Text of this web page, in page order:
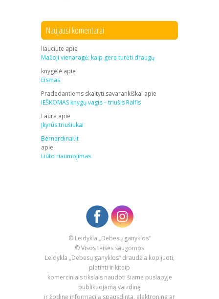
Naujausi komentarai
liauciute apie
Mažoji vienaragė: kaip gera turėti draugų
knygelė apie
Eismas
Pradedantiems skaityti savarankiškai apie
IEŠKOMAS knygų vagis – triušis Ralfis
Laura apie
Įkyrūs triušiukai
Bernardinai.lt
apie
Liūto riaumojimas
© Leidykla „Debesų ganyklos“
© Visos teisės saugomos
Leidykla „Debesų ganyklos“ draudžia kopijuoti,
platinti ir kitaip
komerciniais tikslais naudoti šiame puslapyje
publikuojamą vaizdinę
ir žodinę informaciją spausdinta, elektronine ar